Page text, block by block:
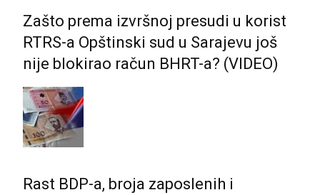
Zašto prema izvršnoj presudi u korist
RTRS-a Opštinski sud u Sarajevu još
nije blokirao račun BHRT-a? (VIDEO)
Rast BDP-a, broja zaposlenih i